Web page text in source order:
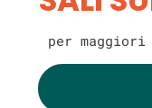
per